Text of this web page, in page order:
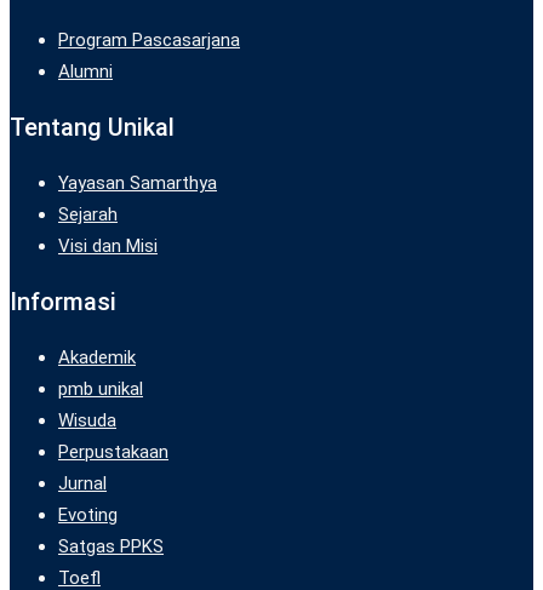
Program Pascasarjana
Alumni
Tentang Unikal
Yayasan Samarthya
Sejarah
Visi dan Misi
Informasi
Akademik
pmb unikal
Wisuda
Perpustakaan
Jurnal
Evoting
Satgas PPKS
Toefl